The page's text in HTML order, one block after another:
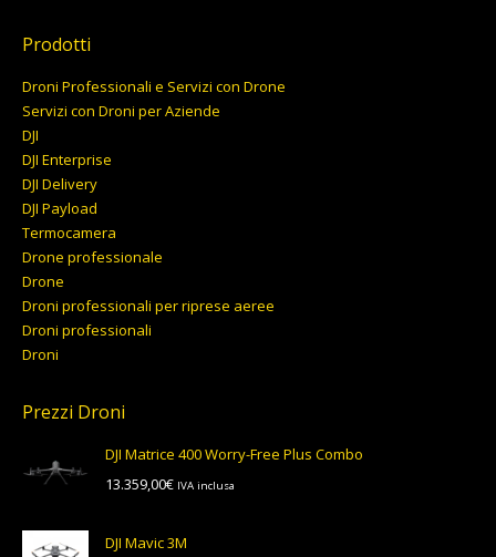
Prodotti
Droni Professionali e Servizi con Drone
Servizi con Droni per Aziende
DJI
DJI Enterprise
DJI Delivery
DJI Payload
Termocamera
Drone professionale
Drone
Droni professionali per riprese aeree
Droni professionali
Droni
Prezzi Droni
DJI Matrice 400 Worry-Free Plus Combo
13.359,00€ IVA inclusa
DJI Mavic 3M